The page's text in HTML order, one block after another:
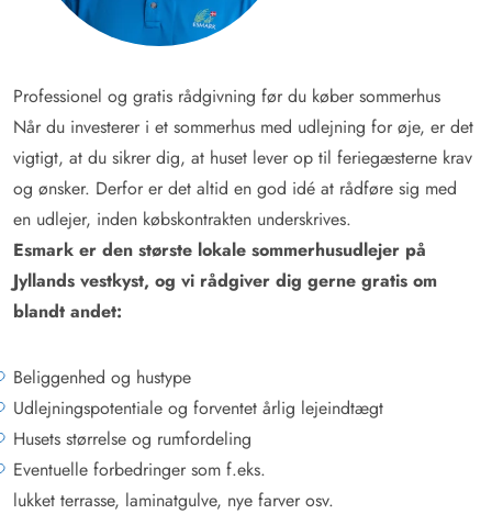
Professionel og gratis rådgivning før du køber sommerhus
Når du investerer i et sommerhus med udlejning for øje, er det
vigtigt, at du sikrer dig, at huset lever op til feriegæsterne krav
og ønsker. Derfor er det altid en god idé at rådføre sig med
en udlejer, inden købskontrakten underskrives.
Esmark er den største lokale sommerhusudlejer på
Jyllands vestkyst, og vi rådgiver dig gerne gratis om
blandt andet:
Beliggenhed og hustype
Udlejningspotentiale og forventet årlig lejeindtægt
Husets størrelse og rumfordeling
Eventuelle forbedringer som f.eks.
lukket terrasse, laminatgulve, nye farver osv.